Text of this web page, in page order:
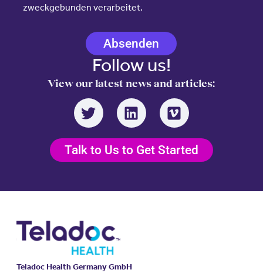
zweckgebunden verarbeitet.
Absenden
Follow us!
View our latest news and articles:
Talk to Us to Get Started
Teladoc Health Germany GmbH